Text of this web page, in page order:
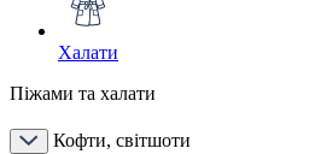
Халати
Піжами та халати
Кофти, світшоти